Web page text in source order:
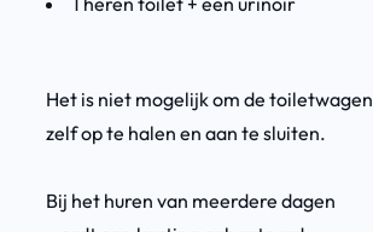
Het is niet mogelijk om de toiletwagen
zelf op te halen en aan te sluiten.
Bij het huren van meerdere dagen